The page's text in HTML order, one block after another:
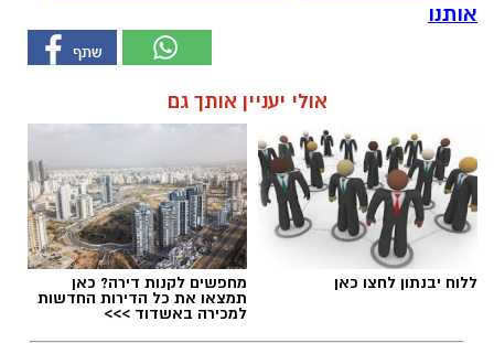
אותנו
אולי יעניין אותך גם
ללוח יבנתון לחצו כאן מחפשים לקנות דירה? כאן
תמצאו את כל הדירות החדשות
למכירה באשדוד >>>